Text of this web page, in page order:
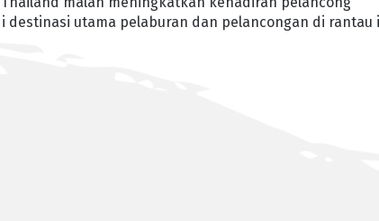
utama pelaburan dan pelancongan di rantau